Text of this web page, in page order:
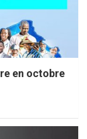
en octobre